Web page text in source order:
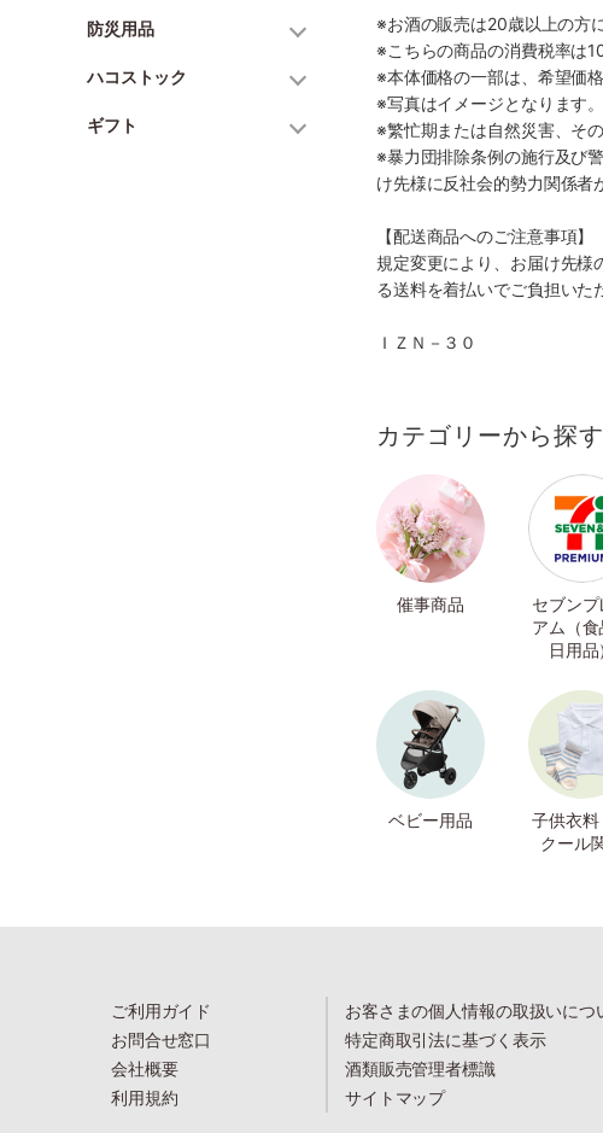
防災用品
ハコストック
ギフト
※お酒の販売は20歳以上の方
※こちらの商品の消費税率は
※本体価格の一部は、希望価
※写真はイメージとなります。
※繁忙期または自然災害、そ
※暴力団排除条例の施行及び
け先様に反社会的勢力関係者
【配送商品へのご注意事項】
規定変更により、お届け先様
る送料を着払いでご負担いた
ＩＺＮ－３０
カテゴリーから探す
催事商品
セブンプ
アム（食
日用品
ベビー用品
子供衣料
クール
ご利用ガイド
お問合せ窓口
会社概要
利用規約
お客さまの個人情報の取扱いにつ
特定商取引法に基づく表示
酒類販売管理者標識
サイトマップ